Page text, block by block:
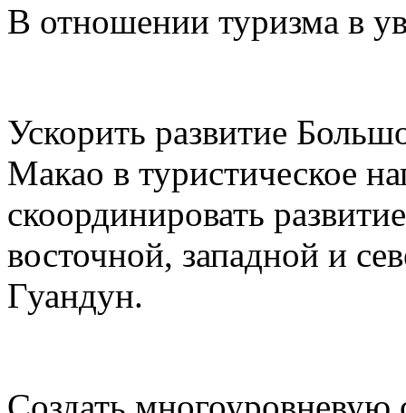
В отношении туризма в
Ускорить развитие
Макао в туристическое
скоординировать
восточной, западной и
Гуандун.